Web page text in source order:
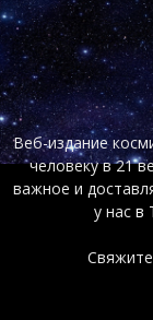
Веб-издание
человеку в 21
важное и
у нас в